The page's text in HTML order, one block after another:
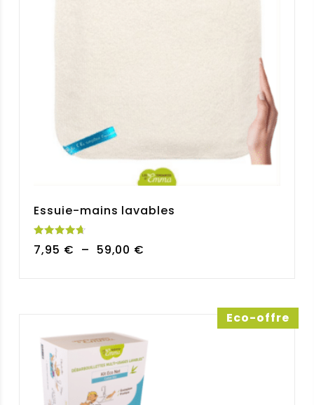
Essuie-mains lavables
Note
4.73
7,95 € – 59,00 €
Eco-offre